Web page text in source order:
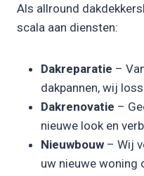
Als allround
scala aan diensten:
Dakreparatie –
dakpannen, wij
Dakrenovatie –
nieuwe look en
Nieuwbouw – Wij
uw nieuwe woning